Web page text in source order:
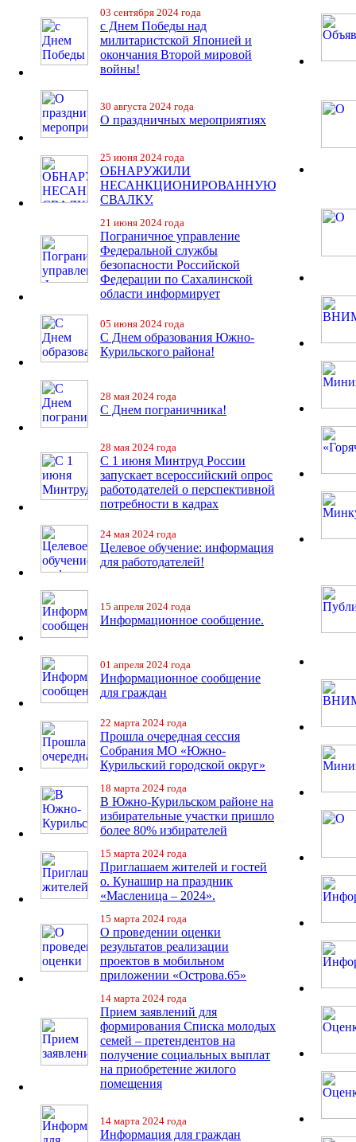
03 сентября 2024 года
с Днем Победы над
милитаристской Японией и
окончания Второй мировой
войны!
30 августа 2024 года
О праздничных мероприятиях
25 июня 2024 года
ОБНАРУЖИЛИ
НЕСАНКЦИОНИРОВАННУЮ
СВАЛКУ.
21 июня 2024 года
Пограничное управление
Федеральной службы
безопасности Российской
Федерации по Сахалинской
области информирует
05 июня 2024 года
С Днем образования Южно-
Курильского района!
28 мая 2024 года
С Днем пограничника!
28 мая 2024 года
С 1 июня Минтруд России
запускает всероссийский опрос
работодателей о перспективной
потребности в кадрах
24 мая 2024 года
Целевое обучение: информация
для работодателей!
15 апреля 2024 года
Информационное сообщение.
01 апреля 2024 года
Информационное сообщение
для граждан
22 марта 2024 года
Прошла очередная сессия
Собрания МО «Южно-
Курильский городской округ»
18 марта 2024 года
В Южно-Курильском районе на
избирательные участки пришло
более 80% избирателей
15 марта 2024 года
Приглашаем жителей и гостей
о. Кунашир на праздник
«Масленица – 2024».
15 марта 2024 года
О проведении оценки
результатов реализации
проектов в мобильном
приложении «Острова.65»
14 марта 2024 года
Прием заявлений для
формирования Списка молодых
семей – претендентов на
получение социальных выплат
на приобретение жилого
помещения
14 марта 2024 года
Информация для граждан